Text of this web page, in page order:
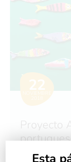
22
Proyecto
Esta